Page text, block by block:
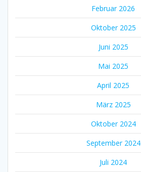
Februar 2026
Oktober 2025
Juni 2025
Mai 2025
April 2025
März 2025
Oktober 2024
September 2024
Juli 2024